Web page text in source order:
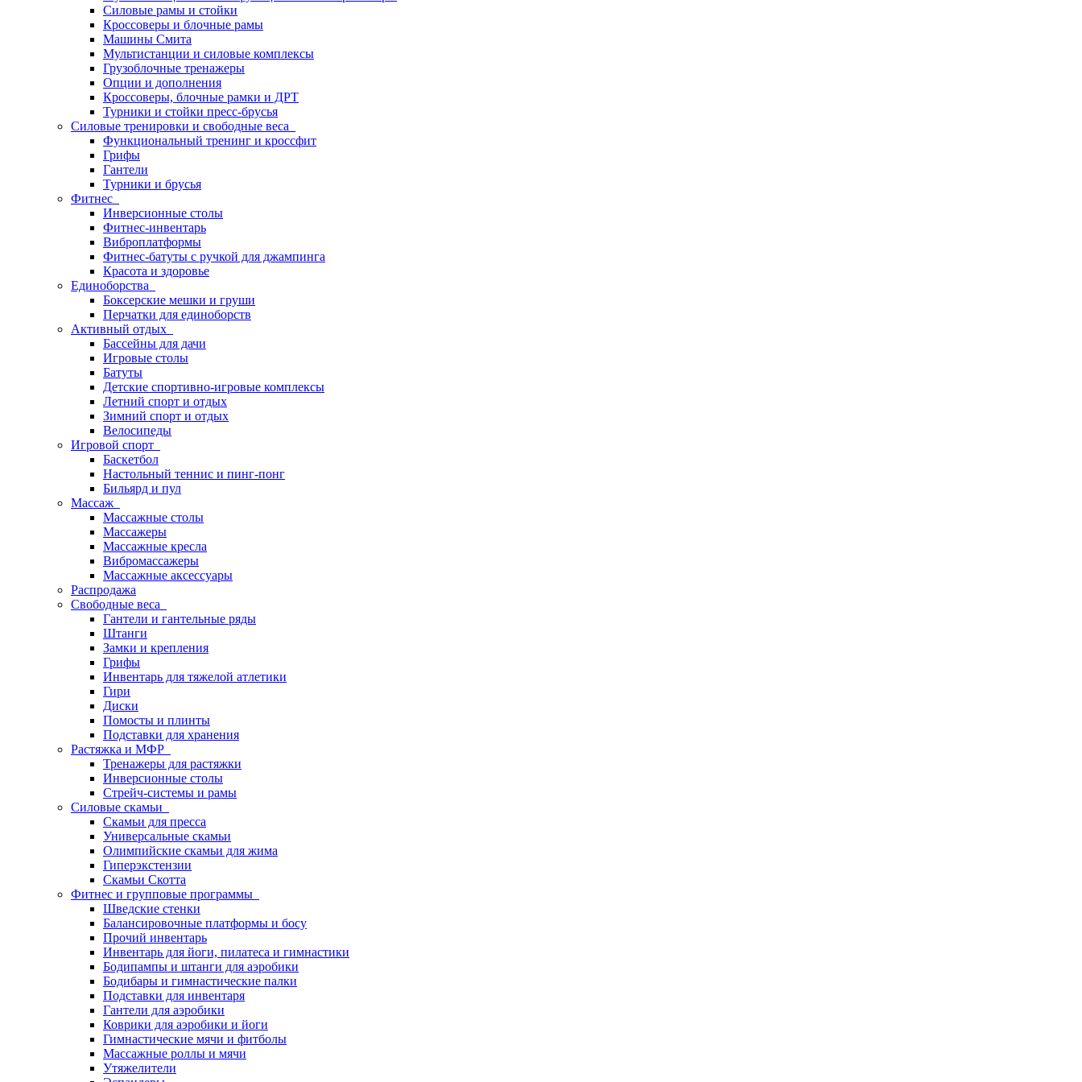
Силовые рамы и стойки
Кроссоверы и блочные рамы
Машины Смита
Мультистанции и силовые комплексы
Грузоблочные тренажеры
Опции и дополнения
Кроссоверы, блочные рамки и ДРТ
Турники и стойки пресс-брусья
Силовые тренировки и свободные веса
Функциональный тренинг и кроссфит
Грифы
Гантели
Турники и брусья
Фитнес
Инверсионные столы
Фитнес-инвентарь
Виброплатформы
Фитнес-батуты с ручкой для джампинга
Красота и здоровье
Единоборства
Боксерские мешки и груши
Перчатки для единоборств
Активный отдых
Бассейны для дачи
Игровые столы
Батуты
Детские спортивно-игровые комплексы
Летний спорт и отдых
Зимний спорт и отдых
Велосипеды
Игровой спорт
Баскетбол
Настольный теннис и пинг-понг
Бильярд и пул
Массаж
Массажные столы
Массажеры
Массажные кресла
Вибромассажеры
Массажные аксессуары
Распродажа
Свободные веса
Гантели и гантельные ряды
Штанги
Замки и крепления
Грифы
Инвентарь для тяжелой атлетики
Гири
Диски
Помосты и плинты
Подставки для хранения
Растяжка и МФР
Тренажеры для растяжки
Инверсионные столы
Стрейч-системы и рамы
Силовые скамьи
Скамьи для пресса
Универсальные скамьи
Олимпийские скамьи для жима
Гиперэкстензии
Скамьи Скотта
Фитнес и групповые программы
Шведские стенки
Балансировочные платформы и босу
Прочий инвентарь
Инвентарь для йоги, пилатеса и гимнастики
Бодипампы и штанги для аэробики
Бодибары и гимнастические палки
Подставки для инвентаря
Гантели для аэробики
Коврики для аэробики и йоги
Гимнастические мячи и фитболы
Массажные роллы и мячи
Утяжелители